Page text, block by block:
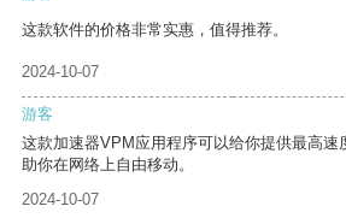
这款软件的价格非常实惠，值得推荐。
2024-10-07
游客
这款加速器VPM应用程序可以给你提供最高速
助你在网络上自由移动。
2024-10-07